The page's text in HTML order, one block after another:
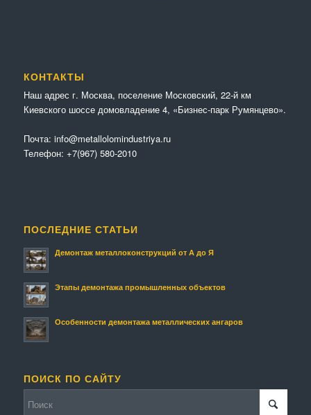
КОНТАКТЫ
Наш адрес г. Москва, поселение Московский, 22-й км
Киевского шоссе домовладение 4, «Бизнес-парк Румянцево».
Почта: info@metallolomindustriya.ru
Телефон: +7(967) 580-2010
ПОСЛЕДНИЕ СТАТЬИ
Демонтаж металлоконструкций от А до Я
Этапы демонтажа промышленных объектов
Особенности демонтажа металлических ангаров
ПОИСК ПО САЙТУ